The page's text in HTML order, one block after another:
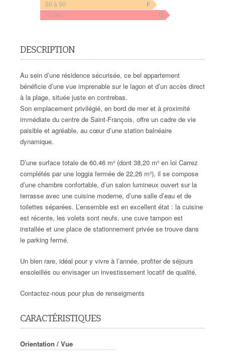
60 à 90
F
>= 90
G
DESCRIPTION
Au sein d’une résidence sécurisée, ce bel appartement
bénéficie d’une vue imprenable sur le lagon et d’un accès direct
à la plage, située juste en contrebas.
Son emplacement privilégié, en bord de mer et à proximité
immédiate du centre de Saint-François, offre un cadre de vie
paisible et agréable, au cœur d’une station balnéaire
dynamique.
D’une surface totale de 60,46 m² (dont 38,20 m² en loi Carrez
complétés par une loggia fermée de 22,26 m²), il se compose
d’une chambre confortable, d’un salon lumineux ouvert sur la
terrasse avec une cuisine moderne, d’une salle d’eau et de
toilettes séparées. L’ensemble est en excellent état : la cuisine
est récente, les volets sont neufs, une cuve tampon est
installée et une place de stationnement privée se trouve dans
le parking fermé.
Un bien rare, idéal pour y vivre à l’année, profiter de séjours
ensoleillés ou envisager un investissement locatif de qualité.
Contactez-nous pour plus de renseigments
CARACTÉRISTIQUES
Orientation / Vue